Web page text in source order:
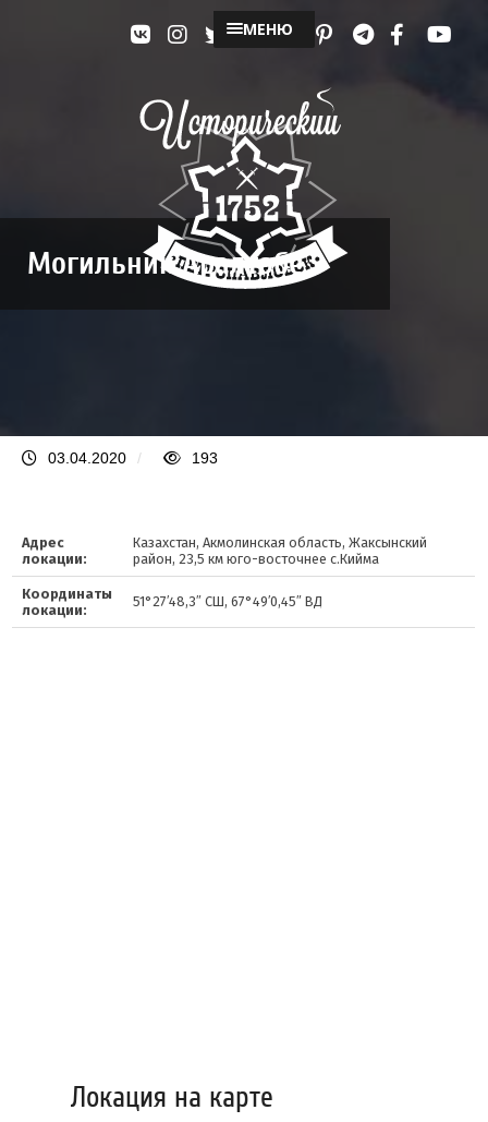
МЕНЮ
Могильник Аралтобе
03.04.2020 / 193
Адрес
локации:
Казахстан, Акмолинская область, Жаксынский
район, 23,5 км юго-восточнее с.Кийма
Координаты
локации:
51°27′48,3″ СШ, 67°49′0,45″ ВД
Локация на карте